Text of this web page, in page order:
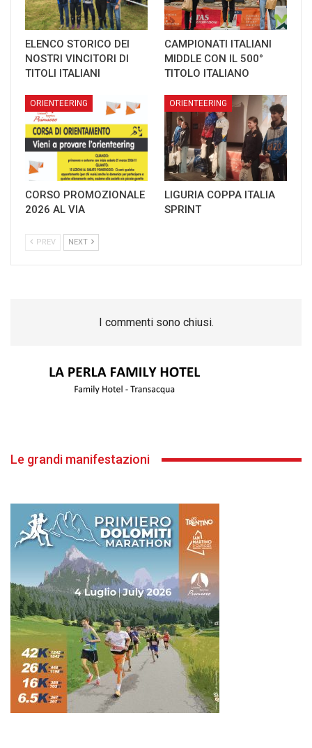
ELENCO STORICO DEI
NOSTRI VINCITORI DI
TITOLI ITALIANI
CAMPIONATI ITALIANI
MIDDLE CON IL 500°
TITOLO ITALIANO
ORIENTEERING
CORSO PROMOZIONALE
2026 AL VIA
ORIENTEERING
LIGURIA COPPA ITALIA
SPRINT
PREV NEXT
I commenti sono chiusi.
Le grandi manifestazioni